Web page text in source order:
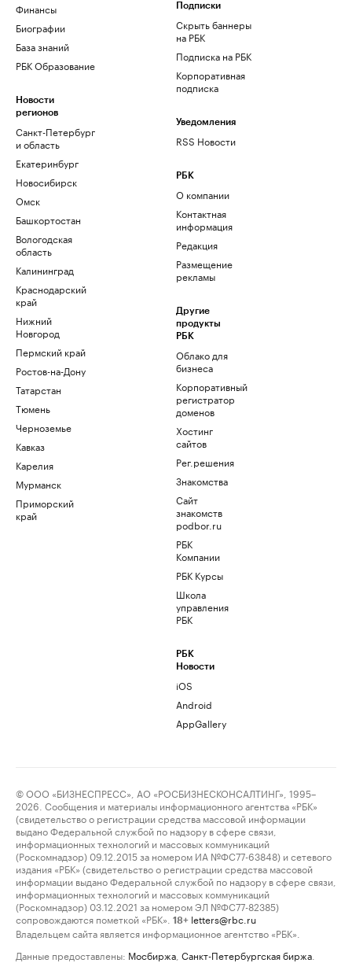
Финансы
Биографии
База знаний
РБК Образование
Новости
регионов
Санкт-Петербург
и область
Екатеринбург
Новосибирск
Омск
Башкортостан
Вологодская
область
Калининград
Краснодарский
край
Нижний
Новгород
Пермский край
Ростов-на-Дону
Татарстан
Тюмень
Черноземье
Кавказ
Карелия
Мурманск
Приморский
край
Подписки
Скрыть баннеры
на РБК
Подписка на РБК
Корпоративная
подписка
Уведомления
RSS Новости
РБК
О компании
Контактная
информация
Редакция
Размещение
рекламы
Другие
продукты
РБК
Облако для
бизнеса
Корпоративный
регистратор
доменов
Хостинг
сайтов
Рег.решения
Знакомства
Сайт
знакомств
podbor.ru
РБК
Компании
РБК Курсы
Школа
управления
РБК
РБК
Новости
iOS
Android
AppGallery
© ООО «БИЗНЕСПРЕСС», АО «РОСБИЗНЕСКОНСАЛТИНГ», 1995–
2026. Сообщения и материалы информационного агентства «РБК»
(свидетельство о регистрации средства массовой информации
выдано Федеральной службой по надзору в сфере связи,
информационных технологий и массовых коммуникаций
(Роскомнадзор) 09.12.2015 за номером ИА №ФС77-63848) и сетевого
издания «РБК» (свидетельство о регистрации средства массовой
информации выдано Федеральной службой по надзору в сфере связи,
информационных технологий и массовых коммуникаций
(Роскомнадзор) 03.12.2021 за номером ЭЛ №ФС77-82385)
сопровождаются пометкой «РБК».
18+ letters@rbc.ru
Владельцем сайта является информационное агентство «РБК».
Данные предоставлены: Мосбиржа Санкт-Петербургская биржа